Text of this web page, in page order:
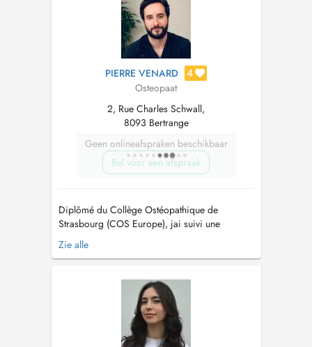
PIERRE VENARD 4
Osteopaat
2, Rue Charles Schwall,
8093 Bertrange
Geen onlineafspraken beschikbaar
Bel voor een afspraak
Diplômé du Collège Ostéopathique de
Strasbourg (COS Europe), jai suivi une
formation en ostéopathie en cinq années,
certifiée RNCP niveau 7. Au cours de ma
en milieu hospitalier et en maternité.
Ostéopathe depuis 2022, jexerce également en
Zie alle